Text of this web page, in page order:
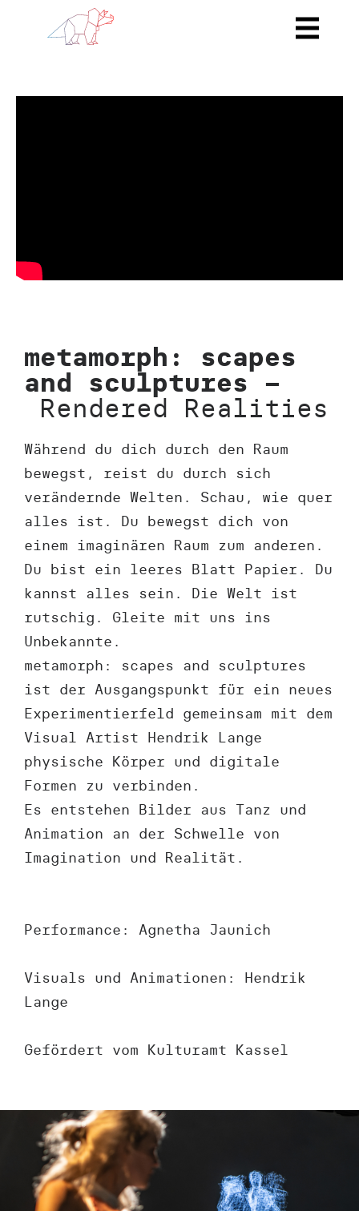
metamorph: scapes
and sculptures –
Rendered Realities
Während du dich durch den Raum
bewegst, reist du durch sich
verändernde Welten. Schau, wie quer
alles ist. Du bewegst dich von
einem imaginären Raum zum anderen.
Du bist ein leeres Blatt Papier. Du
kannst alles sein. Die Welt ist
rutschig. Gleite mit uns ins
Unbekannte.
metamorph: scapes and sculptures
ist der Ausgangspunkt für ein neues
Experimentierfeld gemeinsam mit dem
Visual Artist Hendrik Lange
physische Körper und digitale
Formen zu verbinden.
Es entstehen Bilder aus Tanz und
Animation an der Schwelle von
Imagination und Realität.
Performance: Agnetha Jaunich
Visuals und Animationen: Hendrik
Lange
Gefördert vom Kulturamt Kassel